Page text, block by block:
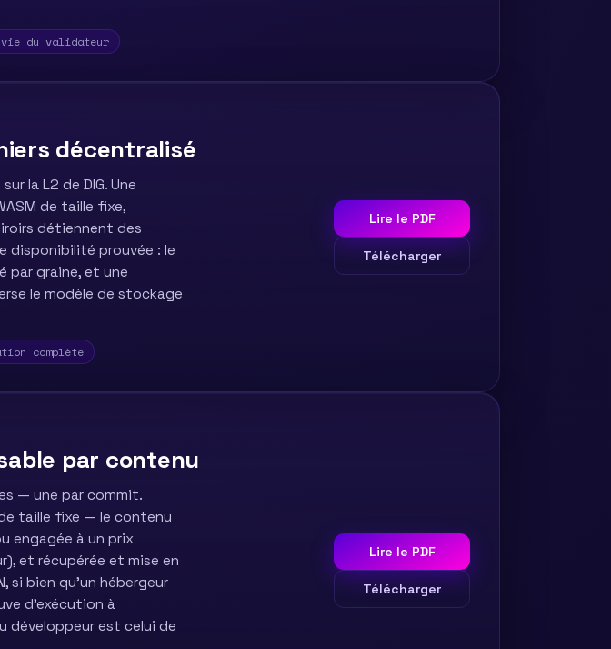
vie du validateur
décentralisé
la L2 de DIG. Une
de taille fixe,
détiennent des
disponibilité prouvée : le
par graine, et une
le modèle de stockage
complète
Lire le PDF
Télécharger
par contenu
— une par commit.
taille fixe — le contenu
engagée à un prix
et récupérée et mise en
si bien qu'un hébergeur
d'exécution à
développeur est celui de
Lire le PDF
Télécharger